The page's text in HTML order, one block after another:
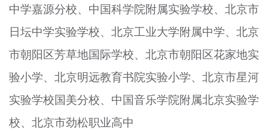
中学嘉源分校、中国科学院附属实验学校、北京市
日坛中学实验学校、北京工业大学附属中学、北京
市朝阳区芳草地国际学校、北京市朝阳区花家地实
验小学、北京明远教育书院实验小学、北京市星河
实验学校国美分校、中国音乐学院附属北京实验学
校、北京市劲松职业高中